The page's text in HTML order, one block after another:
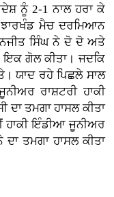
ਨੂੰ 2-1 ਨਾਲ ਹਰਾ ਕੇ
ਝਾਰਖੰਡ ਮੈਚ ਦਰਮਿਆਨ
ਸਿੰਘ ਨੇ ਦੋ ਦੋ ਅਤੇ
ਗੋਲ ਕੀਤਾ। ਜਦਕਿ
ਯਾਦ ਰਹੇ ਪਿਛਲੇ ਸਾਲ
ਰਾਸ਼ਟਰੀ ਹਾਕੀ
ਦਾ ਤਮਗਾ ਹਾਸਲ ਕੀਤਾ
ਹਾਕੀ ਇੰਡੀਆ ਜੂਨੀਅਰ
ਤਮਗਾ ਹਾਸਲ ਕੀਤਾ